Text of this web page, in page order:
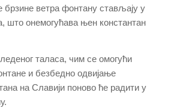
брзине ветра фонтану стављају у
што онемогућава њен константан
таласа, чим се омогући
и безбедно одвијање
на Славији поново ће радити у